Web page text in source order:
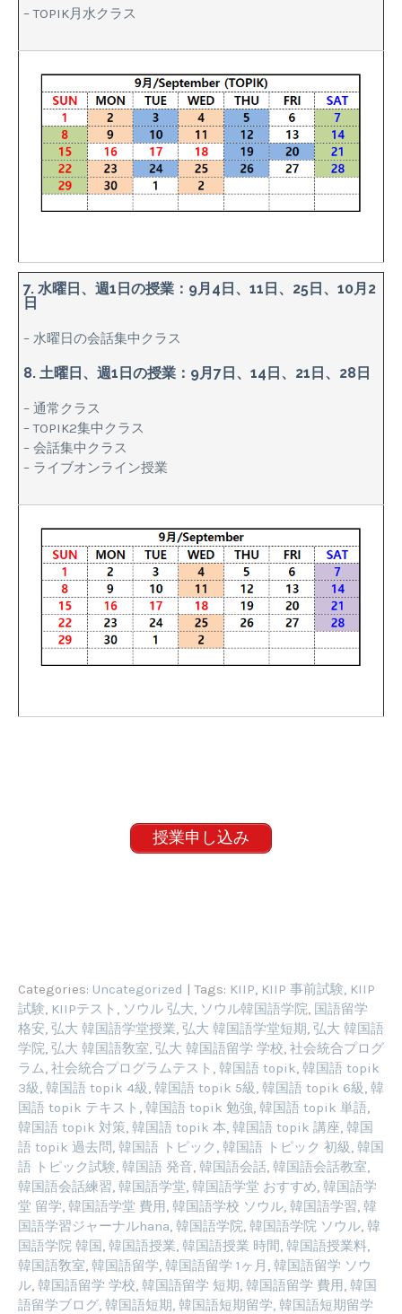
– TOPIK月水クラス
7. 水曜日、週1日の授業：9月4日、11日、25日、10月2
日
– 水曜日の会話集中クラス
8. 土曜日、週1日の授業：9月7日、14日、21日、28日
– 通常クラス
– TOPIK2集中クラス
– 会話集中クラス
– ライブオンライン授業
授業申し込み
Categories: Uncategorized | Tags: KIIP, KIIP 事前試験, KIIP
試験, KIIPテスト , ソウル 弘大, ソウル韓国語学院, 国語留学
格安, 弘大 韓国語学堂授業, 弘大 韓国語学堂短期, 弘大 韓国語
学院, 弘大 韓国語敎室, 弘大 韓国語留学 学校, 社会統合プログ
ラム, 社会統合プログラムテスト , 韓国語 topik, 韓国語 topik
3級, 韓国語 topik 4級, 韓国語 topik 5級, 韓国語 topik 6級, 韓
国語 topik テキスト , 韓国語 topik 勉強, 韓国語 topik 単語,
韓国語 topik 対策, 韓国語 topik 本, 韓国語 topik 講座, 韓国
語 topik 過去問, 韓国語 トピック , 韓国語 トピック 初級, 韓国
語 トピック試験, 韓国語 発音, 韓国語会話, 韓国語会話教室,
韓国語会話練習, 韓国語学堂, 韓国語学堂 おすすめ, 韓国語学
堂 留学, 韓国語学堂 費用, 韓国語学校 ソウル, 韓国語学習, 韓
国語学習ジャーナルhana, 韓国語学院, 韓国語学院 ソウル, 韓
国語学院 韓国 , 韓国語授業, 韓国語授業 時間, 韓国語授業料,
韓国語敎室, 韓国語留学, 韓国語留学 1ヶ月 , 韓国語留学 ソウ
ル, 韓国語留学 学校, 韓国語留学 短期, 韓国語留学 費用, 韓国
語留学ブログ, 韓国語短期, 韓国語短期留学, 韓国語短期留学